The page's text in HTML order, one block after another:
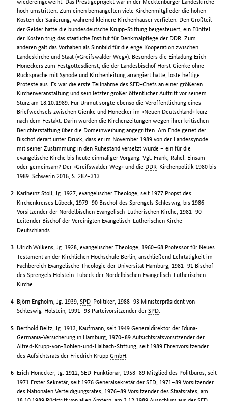
hoch umstritten. Zum einen bemängelten viele Kirchenmitglieder die hohen
Kosten der Sanierung, während kleinere Kirchenhäuser verfielen. Den Großteil
der Gelder hatte die bundesdeutsche Krupp-Stiftung beigesteuert, ein Fünftel
der Kosten trug das staatliche Institut für Denkmalpflege der DDR. Zum
anderen galt das Vorhaben als Sinnbild für die enge Kooperation zwischen
Landeskirche und Staat (»Greifswalder Weg«). Besonders die Einladung Erich
Honeckers zum Festgottesdienst, die der Landesbischof Horst Gienke ohne
Rücksprache mit Synode und Kirchenleitung arrangiert hatte, löste heftige
Proteste aus. Es war die erste Teilnahme desSED-Chefs an einer größeren
Kirchenveranstaltung und sein letzter großer öffentlicher Auftritt vor seinem
Sturz am 18.10.1989. Für Unmut sorgte ebenso die Veröffentlichung eines
Briefwechsels zwischen Gienke und Honecker im »Neuen Deutschland« kurz
nach dem Festakt. Darin wurden die Kirchenzeitungen wegen ihrer kritischen
Berichterstattung über die Domeinweihung angegriffen. Am Ende geriet der
Bischof derart unter Druck, dass er im November 1989 von der Landessynode
mit seiner Zustimmung in den Ruhestand versetzt wurde – ein für die
evangelische Kirche bis heute einmaliger Vorgang. Vgl. Frank, Rahel: Einsam
oder gemeinsam? Der »Greifswalder Weg« und die DDR-Kirchenpolitik 1980 bis
1989. Schwerin 2016, S. 287–313.
Karlheinz Stoll, Jg. 1927, evangelischer Theologe, seit 1977 Propst des
Kirchenkreises Lübeck, 1979–90 Bischof des Sprengels Schleswig, bis 1986
Vorsitzender der Nordelbischen Evangelisch-Lutherischen Kirche, 1981–90
Leitender Bischof der Vereinigten Evangelisch-Lutherischen Kirche
Deutschlands.
Ulrich Wilkens, Jg. 1928, evangelischer Theologe, 1960–68 Professor für Neues
Testament an der Kirchlichen Hochschule Berlin, anschließend Lehrtätigkeit im
Fachbereich Evangelische Theologie der Universität Hamburg, 1981–91 Bischof
des Sprengels Holstein-Lübeck der Nordelbischen Evangelisch-Lutherischen
Kirche.
Björn Engholm, Jg. 1939,SPD-Politiker, 1988–93 Ministerpräsident von
Schleswig-Holstein, 1991–93 Parteivorsitzender derSPD.
Berthold Beitz, Jg. 1913, Kaufmann, seit 1949 Generaldirektor der Iduna-
Germania-Versicherung in Hamburg, 1970–89 Aufsichtsratsvorsitzender der
Alfred-Krupp-von-Bohlen-und-Halbach-Stiftung, seit 1989 Ehrenvorsitzender
des Aufsichtsrats der Friedrich KruppGmbH.
Erich Honecker, Jg. 1912,SED-Funktionär, 1958–89 Mitglied des Politbüros, seit
1971 Erster Sekretär, seit 1976 Generalsekretär derSED, 1971–89 Vorsitzender
des Nationalen Verteidigungsrates, 1976–89 Vorsitzender des Staatsrates, am